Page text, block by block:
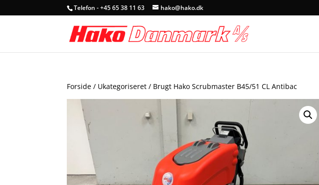
Telefon - +45 65 38 11 63 hako@hako.dk
Forside / Ukategoriseret / Brugt Hako Scrubmaster B45/51 CL Antibac